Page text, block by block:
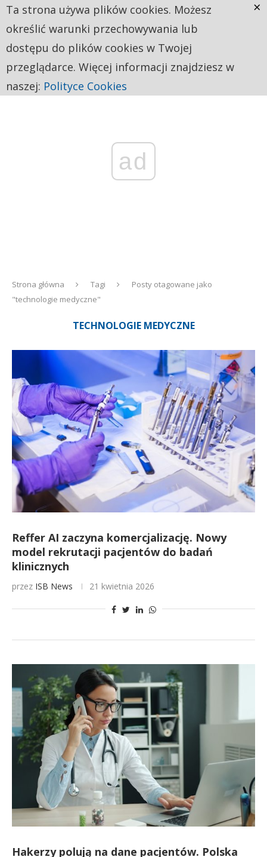
ad
Strona główna Tagi
Posty otagowane jako
"technologie medyczne"
TECHNOLOGIE MEDYCZNE
Reffer AI zaczyna komercjalizację. Nowy
model rekrutacji pacjentów do badań
klinicznych
przez ISB News 21 kwietnia 2026
Hakerzy polują na dane pacjentów. Polska
Ta strona używa plików cookies. Możesz
określić warunki przechowywania lub
dostępu do plików cookies w Twojej
przeglądarce. Więcej informacji znajdziesz w
naszej: Polityce Cookies
×